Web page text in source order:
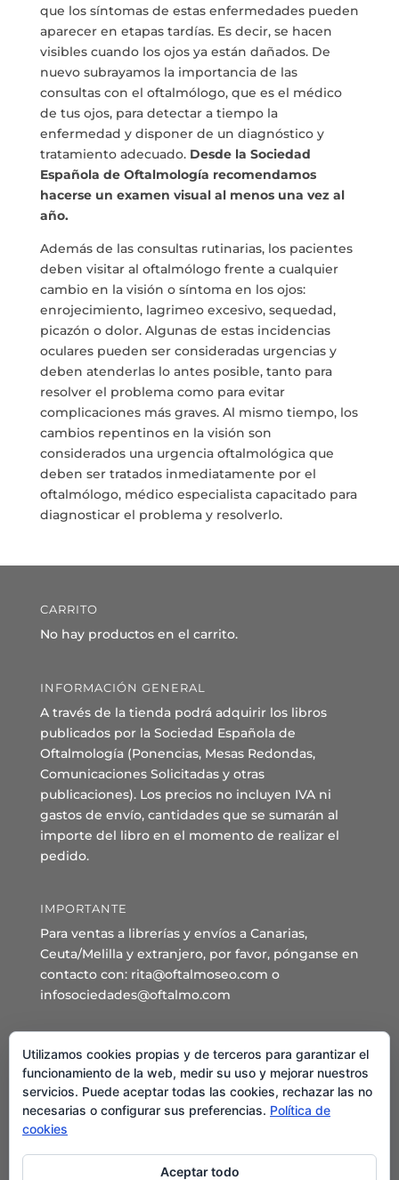
que los síntomas de estas enfermedades pueden
aparecer en etapas tardías. Es decir, se hacen
visibles cuando los ojos ya están dañados. De
nuevo subrayamos la importancia de las
consultas con el oftalmólogo, que es el médico
de tus ojos, para detectar a tiempo la
enfermedad y disponer de un diagnóstico y
tratamiento adecuado. Desde la Sociedad
Española de Oftalmología recomendamos
hacerse un examen visual al menos una vez al
año.
Además de las consultas rutinarias, los pacientes
deben visitar al oftalmólogo frente a cualquier
cambio en la visión o síntoma en los ojos:
enrojecimiento, lagrimeo excesivo, sequedad,
picazón o dolor. Algunas de estas incidencias
oculares pueden ser consideradas urgencias y
deben atenderlas lo antes posible, tanto para
resolver el problema como para evitar
complicaciones más graves. Al mismo tiempo, los
cambios repentinos en la visión son
considerados una urgencia oftalmológica que
deben ser tratados inmediatamente por el
oftalmólogo, médico especialista capacitado para
diagnosticar el problema y resolverlo.
CARRITO
No hay productos en el carrito.
INFORMACIÓN GENERAL
A través de la tienda podrá adquirir los libros
publicados por la Sociedad Española de
Oftalmología (Ponencias, Mesas Redondas,
Comunicaciones Solicitadas y otras
publicaciones). Los precios no incluyen IVA ni
gastos de envío, cantidades que se sumarán al
importe del libro en el momento de realizar el
pedido.
IMPORTANTE
Para ventas a librerías y envíos a Canarias,
Ceuta/Melilla y extranjero, por favor, pónganse en
contacto con: rita@oftalmoseo.com o
infosociedades@oftalmo.com
Sede Administrativa y Secretaría General
C/ Arcipreste de Hita 14 – 1º Derecha.
28015 – Madrid
Teléfono: 91 544 80 35 - 91 544 58 79
Mail:
Utilizamos cookies propias y de terceros para garantizar el
funcionamiento de la web, medir su uso y mejorar nuestros
servicios. Puede aceptar todas las cookies, rechazar las no
necesarias o configurar sus preferencias. Política de
cookies
Aceptar todo